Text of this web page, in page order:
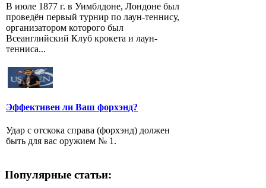
В июле 1877 г. в Уимблдоне, Лондоне был
проведён первый турнир по лаун-теннису,
организатором которого был
Всеанглийский Клуб крокета и лаун-
тенниса...
Эффективен ли Ваш форхэнд?
Удар с отскока справа (форхэнд) должен
быть для вас оружием № 1.
Популярные статьи: